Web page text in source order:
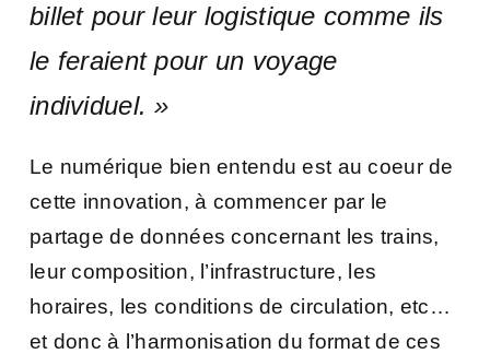
billet pour leur logistique comme ils
le feraient pour un voyage
individuel. »
Le numérique bien entendu est au coeur de
cette innovation, à commencer par le
partage de données concernant les trains,
leur composition, l’infrastructure, les
horaires, les conditions de circulation, etc…
et donc à l’harmonisation du format de ces